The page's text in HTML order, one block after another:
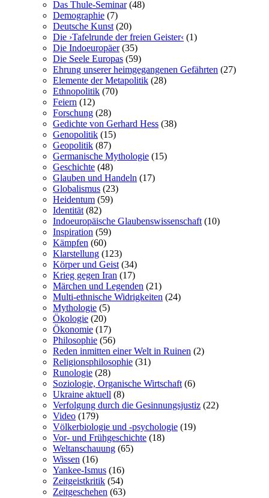
Das Thule-Seminar(48)
Demographie (7)
Deutsche Kunst (20)
Die ›Tafelrunde der freien Geister‹ (1)
Die Indoeuropäer(35)
Die Seele Europas (59)
Ehrung unserer heimgegangenen Gefährten (27)
Elemente der Metapolitik (28)
Ethnopolitik (70)
Feiern (12)
Forschung (28)
Gedichte von Gerhard Hess (38)
Genopolitik (15)
Geopolitik (87)
Germanische Mythologie (15)
Geschichte (48)
Glauben und Handeln (17)
Globalismus (23)
Heidentum (59)
Identität (82)
Indoeuropäische Glaubenswissenschaft (10)
Inspiration (59)
Kämpfen (60)
Klarstellung (123)
Körper und Geist (34)
Krieg gegen Iran (17)
Märchen und Legenden (21)
Multi-ethnische Widrigkeiten (24)
Mythologie (5)
Ökologie (20)
Ökonomie (17)
Philosophie (56)
Reden inmitten einer Welt in Ruinen (2)
Religionsphilosophie (31)
Runologie (28)
Soziologie, Organische Wirtschaft (6)
Ukraine aktuell (8)
Verfolgung durch die Gesinnungsjustiz (22)
Video (179)
Völkerbiologie und -psychologie (19)
Vor- und Frühgeschichte (18)
Weltanschauung (65)
Wissen (16)
Yankee-Ismus (16)
Zeitgeistkritik (54)
Zeitgeschehen (63)